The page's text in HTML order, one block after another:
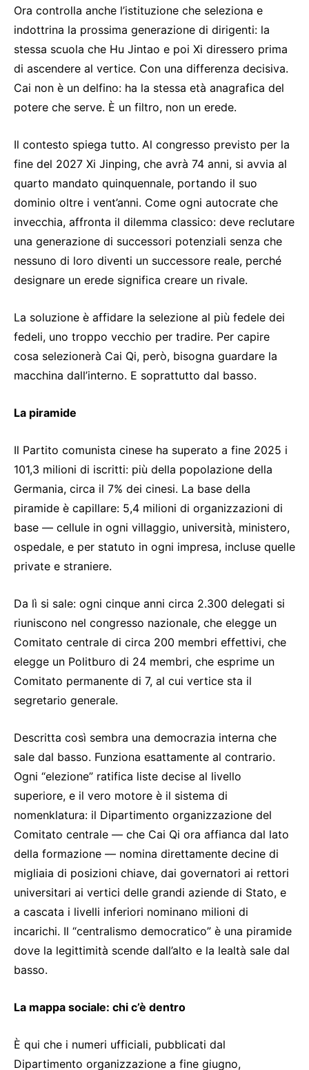
Ora controlla anche l’istituzione che seleziona e
indottrina la prossima generazione di dirigenti: la
stessa scuola che Hu Jintao e poi Xi diressero prima
di ascendere al vertice. Con una differenza decisiva.
Cai non è un delfino: ha la stessa età anagrafica del
potere che serve. È un filtro, non un erede.
Il contesto spiega tutto. Al congresso previsto per la
fine del 2027 Xi Jinping, che avrà 74 anni, si avvia al
quarto mandato quinquennale, portando il suo
dominio oltre i vent’anni. Come ogni autocrate che
invecchia, affronta il dilemma classico: deve reclutare
una generazione di successori potenziali senza che
nessuno di loro diventi un successore reale, perché
designare un erede significa creare un rivale.
La soluzione è affidare la selezione al più fedele dei
fedeli, uno troppo vecchio per tradire. Per capire
cosa selezionerà Cai Qi, però, bisogna guardare la
macchina dall’interno. E soprattutto dal basso.
La piramide
Il Partito comunista cinese ha superato a fine 2025 i
101,3 milioni di iscritti: più della popolazione della
Germania, circa il 7% dei cinesi. La base della
piramide è capillare: 5,4 milioni di organizzazioni di
base — cellule in ogni villaggio, università, ministero,
ospedale, e per statuto in ogni impresa, incluse quelle
private e straniere.
Da lì si sale: ogni cinque anni circa 2.300 delegati si
riuniscono nel congresso nazionale, che elegge un
Comitato centrale di circa 200 membri effettivi, che
elegge un Politburo di 24 membri, che esprime un
Comitato permanente di 7, al cui vertice sta il
segretario generale.
Descritta così sembra una democrazia interna che
sale dal basso. Funziona esattamente al contrario.
Ogni “elezione” ratifica liste decise al livello
superiore, e il vero motore è il sistema di
nomenklatura: il Dipartimento organizzazione del
Comitato centrale — che Cai Qi ora affianca dal lato
della formazione — nomina direttamente decine di
migliaia di posizioni chiave, dai governatori ai rettori
universitari ai vertici delle grandi aziende di Stato, e
a cascata i livelli inferiori nominano milioni di
incarichi. Il “centralismo democratico” è una piramide
dove la legittimità scende dall’alto e la lealtà sale dal
basso.
La mappa sociale: chi c’è dentro
È qui che i numeri ufficiali, pubblicati dal
Dipartimento organizzazione a fine giugno,